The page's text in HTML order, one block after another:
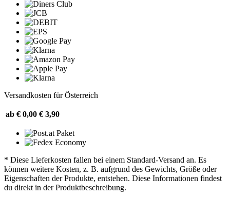
Versandkosten für Österreich
ab € 0,00 € 3,90
* Diese Lieferkosten fallen bei einem Standard-Versand an. Es
können weitere Kosten, z. B. aufgrund des Gewichts, Größe oder
Eigenschaften der Produkte, entstehen. Diese Informationen findest
du direkt in der Produktbeschreibung.